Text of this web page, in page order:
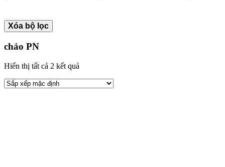
Xóa bộ lọc
chảo PN
Hiển thị tất cả 2 kết quả